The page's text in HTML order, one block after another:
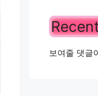
보여줄 댓글